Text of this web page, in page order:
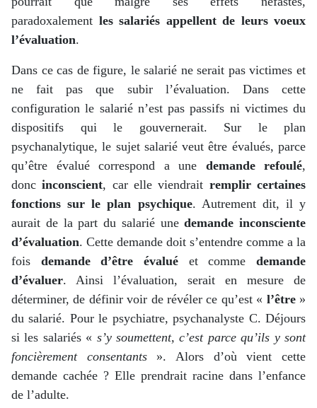
paradoxalement les salariés appellent de leurs voeux
l’évaluation.
Dans ce cas de figure, le salarié ne serait pas victimes et
ne fait pas que subir l’évaluation. Dans cette
configuration le salarié n’est pas passifs ni victimes du
dispositifs qui le gouvernerait. Sur le plan
psychanalytique, le sujet salarié veut être évalués, parce
qu’être évalué correspond a une demande refoulé,
doncinconscient, car elle viendrait remplir certaines
fonctions sur le plan psychique. Autrement dit, il y
aurait de la part du salarié unedemande inconsciente
d’évaluation. Cette demande doit s’entendre comme a la
fois demande d’être évalué et commedemande
d’évaluer. Ainsi l’évaluation, serait en mesure de
déterminer, de définir voir de révéler ce qu’est « l’être»
du salarié. Pour le psychiatre, psychanalyste C. Déjours
si les salariés « s’y soumettent, c’est parce qu’ils y sont
foncièrement consentants». Alors d’où vient cette
demande cachée ? Elle prendrait racine dans l’enfance
de l’adulte.